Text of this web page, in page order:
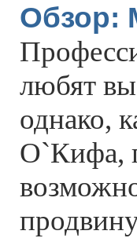
Обзор:
любят
однако,
О`Кифа,